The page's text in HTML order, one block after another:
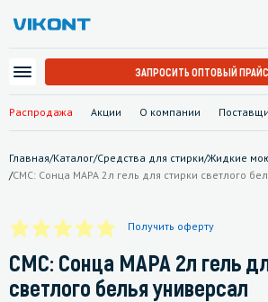
Распродажа Акции О компании
ЗАПРОСИТЬ ОПТОВЫЙ ПРАЙС
Главная/Каталог/Средства для стирки/Жидкие
/СМС: Сонца МАРА 2л гель для стирки светлого
Получить оферту
СМС: Сонца МАРА 2л гель
светлого белья универсал